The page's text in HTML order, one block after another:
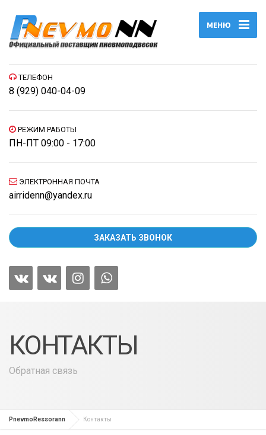
МЕНЮ
ТЕЛЕФОН
8 (929) 040-04-09
РЕЖИМ РАБОТЫ
ПН-ПТ 09:00 - 17:00
ЭЛЕКТРОННАЯ ПОЧТА
airridenn@yandex.ru
ЗАКАЗАТЬ ЗВОНОК
КОНТАКТЫ
Обратная связь
PnevmoRessorann Контакты